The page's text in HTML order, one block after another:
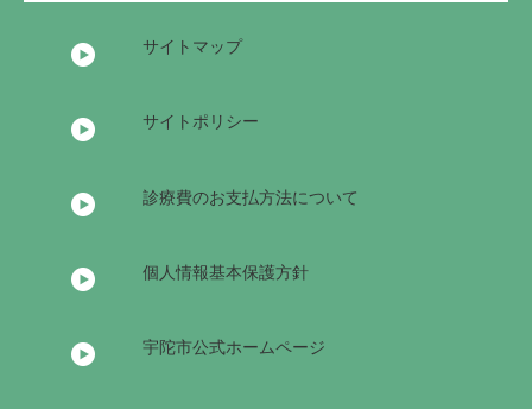
サイトマップ
サイトポリシー
診療費のお支払方法について
個人情報基本保護方針
宇陀市公式ホームページ